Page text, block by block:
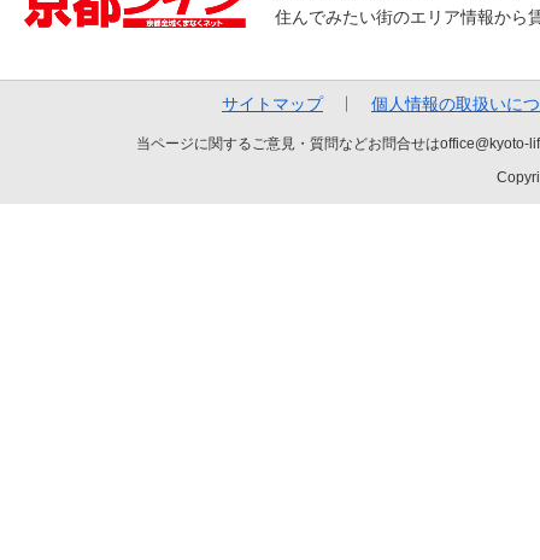
住んでみたい街のエリア情報から
サイトマップ 個人情報の取扱いに
当ページに関するご意見・質問などお問合せは